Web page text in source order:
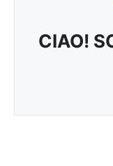
CIAO!